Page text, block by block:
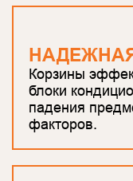
Корзины
блоки
падения
факторов.